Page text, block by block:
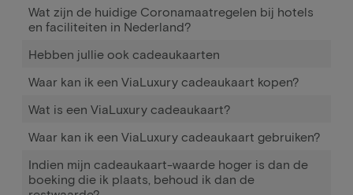
Wat zijn de huidige Coronamaatregelen bij hotels
en faciliteiten in Nederland?
Hebben jullie ook cadeaukaarten
Waar kan ik een ViaLuxury cadeaukaart kopen?
Wat is een ViaLuxury cadeaukaart?
Waar kan ik een ViaLuxury cadeaukaart gebruiken?
Indien mijn cadeaukaart-waarde hoger is dan de
boeking die ik plaats, behoud ik dan de